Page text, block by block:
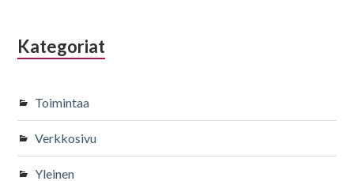
Kategoriat
Toimintaa
Verkkosivu
Yleinen